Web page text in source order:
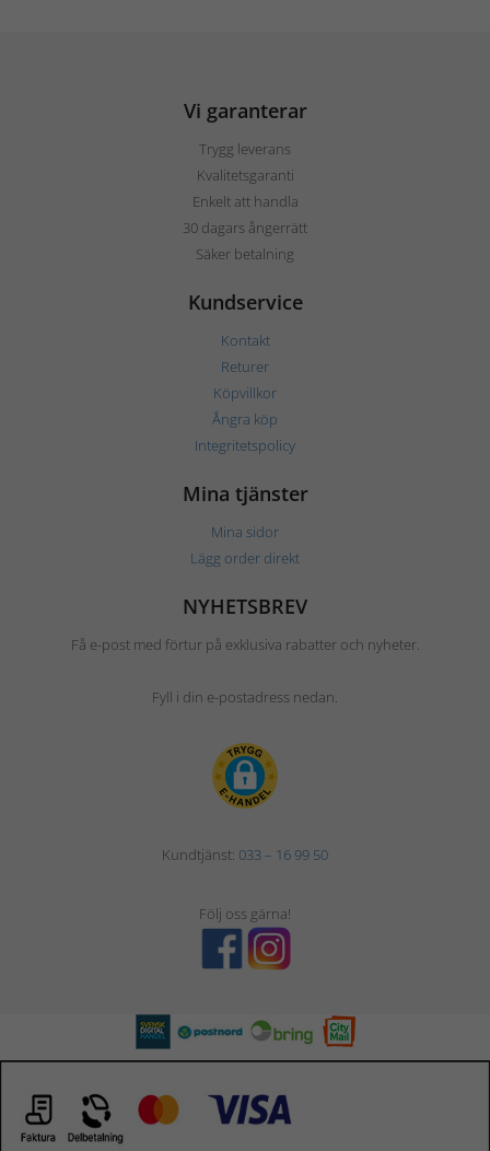
Vi garanterar
Trygg leverans
Kvalitetsgaranti
Enkelt att handla
30 dagars ångerrätt
Säker betalning
Kundservice
Kontakt
Returer
Köpvillkor
Ångra köp
Integritetspolicy
Mina tjänster
Mina sidor
Lägg order direkt
NYHETSBREV
Få e-post med förtur på exklusiva rabatter och nyheter.
Fyll i din e-postadress nedan.
Kundtjänst: 033 – 16 99 50
Följ oss gärna!